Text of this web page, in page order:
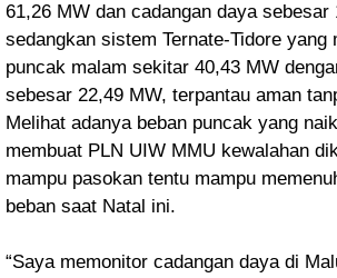
61,26 MW dan cadangan daya sebesar
sedangkan sistem Ternate-Tidore yang
puncak malam sekitar 40,43 MW
sebesar 22,49 MW, terpantau aman
Melihat adanya beban puncak yang
membuat PLN UIW MMU kewalahan
mampu pasokan tentu mampu
beban saat Natal ini.
“Saya memonitor cadangan daya di